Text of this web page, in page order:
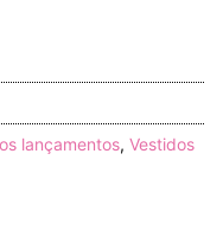
lançamentos, Vestidos